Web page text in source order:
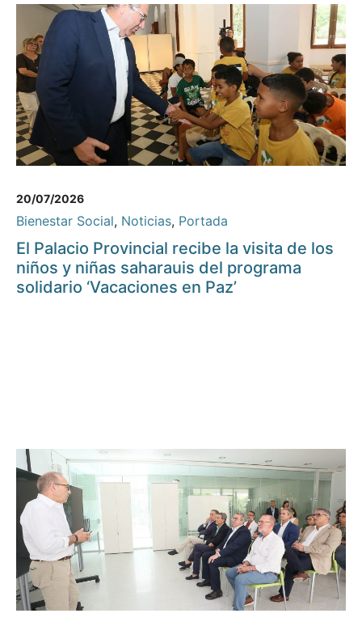
20/07/2026
Bienestar Social, Noticias, Portada
El Palacio Provincial recibe la visita de los
niños y niñas saharauis del programa
solidario ‘Vacaciones en Paz’